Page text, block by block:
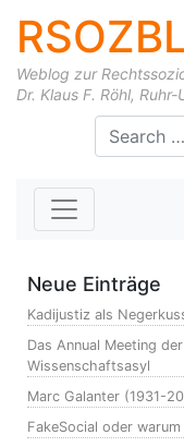
Weblog zur
Dr. Klaus F. Röhl,
Skip to content
Neue Einträge
Kadijustiz als
Das Annual Meeting
Wissenschaftsasyl
Marc Galanter (1931-
FakeSocial oder